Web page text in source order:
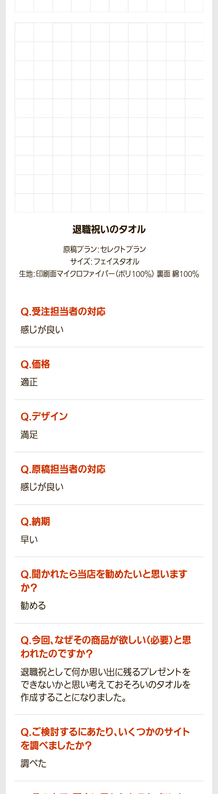
退職祝いのタオル
原稿プラン：セレクトプラン
サイズ：フェイスタオル
生地：印刷面マイクロファイバー（ポリ100％） 裏面 綿100％
Q.受注担当者の対応
感じが良い
Q.価格
適正
Q.デザイン
満足
Q.原稿担当者の対応
感じが良い
Q.納期
早い
Q.聞かれたら当店を勧めたいと思います
か？
勧める
Q.今回、なぜその商品が欲しい（必要）と思
われたのですか？
退職祝として何か思い出に残るプレゼントを
できないかと思い考えておそろいのタオルを
作成することになりました。
Q.ご検討するにあたり、いくつかのサイト
を調べましたか？
調べた